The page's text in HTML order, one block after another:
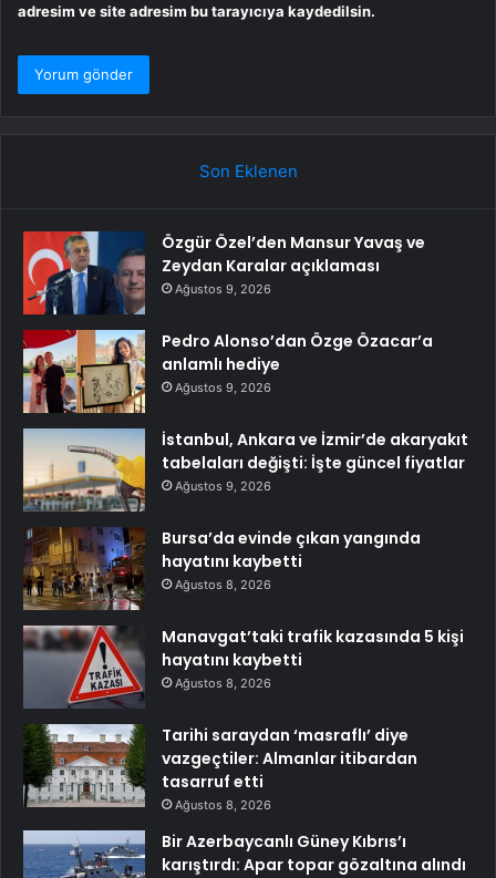
adresim ve site adresim bu tarayıcıya kaydedilsin.
Son Eklenen
Özgür Özel’den Mansur Yavaş ve
Zeydan Karalar açıklaması
Ağustos 9, 2026
Pedro Alonso’dan Özge Özacar’a
anlamlı hediye
Ağustos 9, 2026
İstanbul, Ankara ve İzmir’de akaryakıt
tabelaları değişti: İşte güncel fiyatlar
Ağustos 9, 2026
Bursa’da evinde çıkan yangında
hayatını kaybetti
Ağustos 8, 2026
Manavgat’taki trafik kazasında 5 kişi
hayatını kaybetti
Ağustos 8, 2026
Tarihi saraydan ‘masraflı’ diye
vazgeçtiler: Almanlar itibardan
tasarruf etti
Ağustos 8, 2026
Bir Azerbaycanlı Güney Kıbrıs’ı
karıştırdı: Apar topar gözaltına alındı